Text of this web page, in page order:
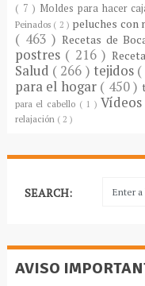
( 7 ) Moldes para hacer
Peinados ( 2 ) peluches con
( 463 )Recetas de
postres ( 216 )
Salud ( 266 ) tejidos (
para el hogar ( 450 )
para el cabello ( 1 )
relajación ( 2 )
SEARCH:
AVISO